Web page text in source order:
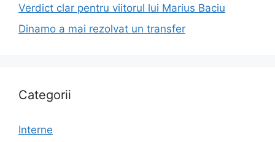
Verdict clar pentru viitorul lui Marius Baciu
Dinamo a mai rezolvat un transfer
Categorii
Interne